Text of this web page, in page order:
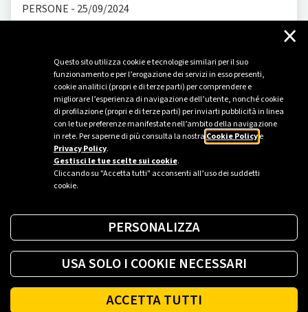
Questo sito utilizza cookie e tecnologie similari per il suo
funzionamento e per l’erogazione dei servizi in esso presenti,
cookie analitici (propri e di terze parti) per comprendere e
migliorare l’esperienza di navigazione dell’utente, nonché cookie
di profilazione (propri e di terze parti) per inviarti pubblicità in linea
con le tue preferenze manifestate nell’ambito della navigazione
in rete. Per saperne di più consulta la nostra Cookie Policye
Privacy Policy.
Gestisci le tue scelte sui cookie.
Cliccando su "Accetta tutti" acconsenti all’uso dei suddetti
cookie.
×
PERSONALIZZA
USA SOLO I COOKIE NECESSARI
ACCETTA TUTTI
PERSONE - 25/09/2024
Eni Plenitude S.p.A. Società Benefit ha conseguito la
certificazione per la parità di genere secondo la Prassi di
Riferimento UNI PdR 125:2022, strumento nato per
incoraggiare le aziende italiane ad adottare misure
concrete per colmare il divario di gener